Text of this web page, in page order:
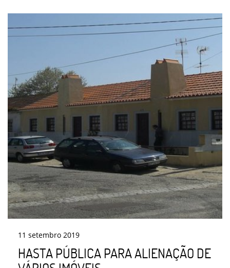
11 setembro 2019
HASTA PÚBLICA PARA ALIENAÇÃO DE